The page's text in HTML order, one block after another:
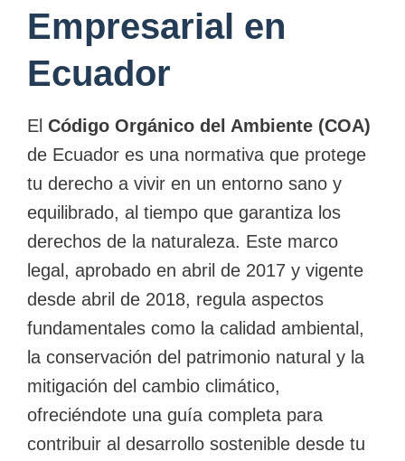
Empresarial en
Ecuador
El Código Orgánico del Ambiente (COA)
de Ecuador es una normativa que protege
tu derecho a vivir en un entorno sano y
equilibrado, al tiempo que garantiza los
derechos de la naturaleza. Este marco
legal, aprobado en abril de 2017 y vigente
desde abril de 2018, regula aspectos
fundamentales como la calidad ambiental,
la conservación del patrimonio natural y la
mitigación del cambio climático,
ofreciéndote una guía completa para
contribuir al desarrollo sostenible desde tu